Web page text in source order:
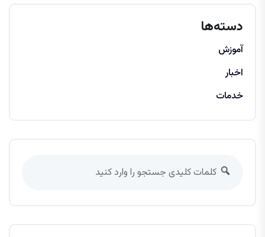
دسته‌ها
آموزش
اخبار
خدمات